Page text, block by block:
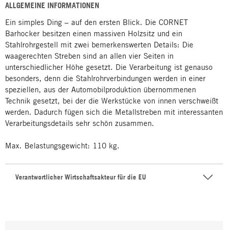
ALLGEMEINE INFORMATIONEN
Ein simples Ding – auf den ersten Blick. Die CORNET
Barhocker besitzen einen massiven Holzsitz und ein
Stahlrohrgestell mit zwei bemerkenswerten Details: Die
waagerechten Streben sind an allen vier Seiten in
unterschiedlicher Höhe gesetzt. Die Verarbeitung ist genauso
besonders, denn die Stahlrohrverbindungen werden in einer
speziellen, aus der Automobilproduktion übernommenen
Technik gesetzt, bei der die Werkstücke von innen verschweißt
werden. Dadurch fügen sich die Metallstreben mit interessanten
Verarbeitungsdetails sehr schön zusammen.
Max. Belastungsgewicht: 110 kg.
Verantwortlicher Wirtschaftsakteur für die EU